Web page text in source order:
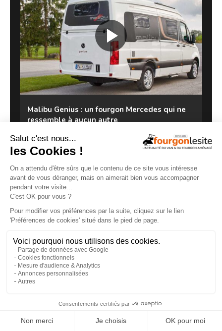
Malibu Genius : un fourgon Mercedes qui ne
ressemble à aucun autre
27/07/2026
de belles finitions
18/07/2026